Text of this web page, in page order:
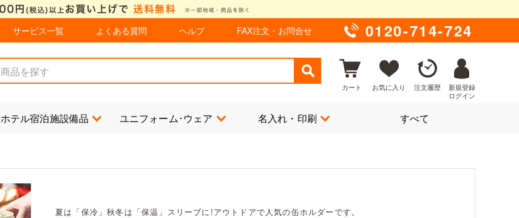
サービス一覧 よくある質問 ヘルプ FAX注文・お問合せ 0120-714-724
カート お気に入り 注文履歴
新規登録
ログイン
ホテル宿泊施設備品 ユニフォーム･ウェア 名入れ・印刷 すべて
夏は「保冷」秋冬は「保温」スリーブに!アウトドアで人気の缶ホルダーです。